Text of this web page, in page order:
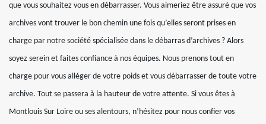
que vous souhaitez vous en débarrasser. Vous aimeriez être assuré que vos
archives vont trouver le bon chemin une fois qu’elles seront prises en
charge par notre société spécialisée dans le débarras d’archives ? Alors
soyez serein et faites confiance à nos équipes. Nous prenons tout en
charge pour vous alléger de votre poids et vous débarrasser de toute votre
archive. Tout se passera à la hauteur de votre attente. Si vous êtes à
Montlouis Sur Loire ou ses alentours, n’hésitez pour nous confier vos